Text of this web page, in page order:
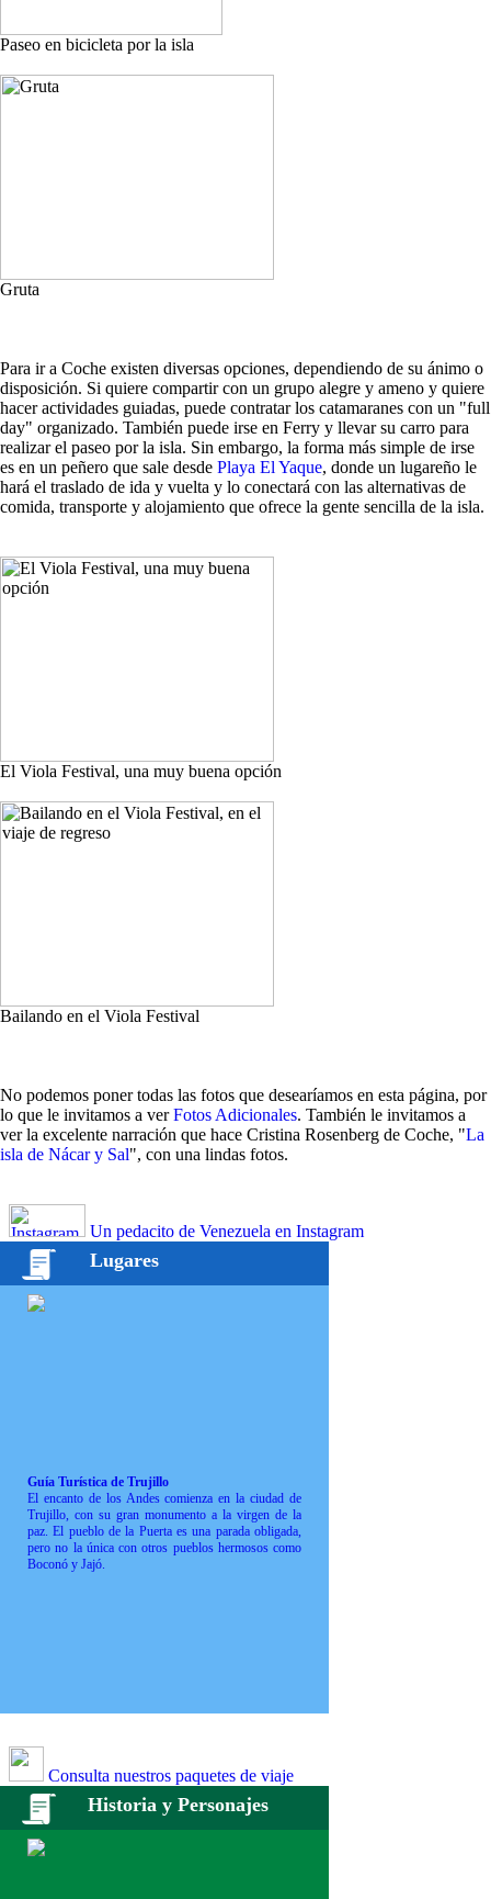
Paseo en bicicleta por la isla
Gruta
Para ir a Coche existen diversas opciones, dependiendo de su ánimo o
disposición. Si quiere compartir con un grupo alegre y ameno y quiere
hacer actividades guiadas, puede contratar los catamaranes con un "full
day" organizado. También puede irse en Ferry y llevar su carro para
realizar el paseo por la isla. Sin embargo, la forma más simple de irse
es en un peñero que sale desde Playa El Yaque, donde un lugareño le
hará el traslado de ida y vuelta y lo conectará con las alternativas de
comida, transporte y alojamiento que ofrece la gente sencilla de la isla.
El Viola Festival, una muy buena opción
Bailando en el Viola Festival
No podemos poner todas las fotos que desearíamos en esta página, por
lo que le invitamos a verFotos Adicionales. También le invitamos a
ver la excelente narración que hace Cristina Rosenberg de Coche, "La
isla de Nácar y Sal", con una lindas fotos.
Un pedacito de Venezuela en Instagram
Lugares
Guía Turística de Trujillo
El encanto de los Andes comienza en la ciudad de
Trujillo, con su gran monumento a la virgen de la
paz. El pueblo de la Puerta es una parada obligada,
pero no la única con otros pueblos hermosos como
Boconó y Jajó.
Consulta nuestros paquetes de viaje
Historia y Personajes